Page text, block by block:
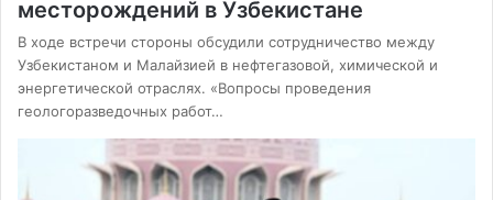
месторождений в Узбекистане
В ходе встречи стороны обсудили сотрудничество между
Узбекистаном и Малайзией в нефтегазовой, химической и
энергетической отраслях. «Вопросы проведения
геологоразведочных работ…